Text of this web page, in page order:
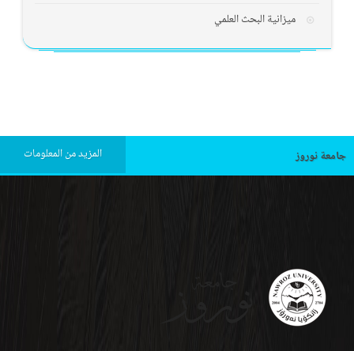
میزانیة البحث العلمي
جامعة نوروز المزيد من المعلومات